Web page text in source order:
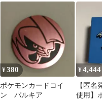
トス ポケカ
ルガ
¥380
ポケモンカードコイ
ン パルキア
¥4,444
【匿名
使用】